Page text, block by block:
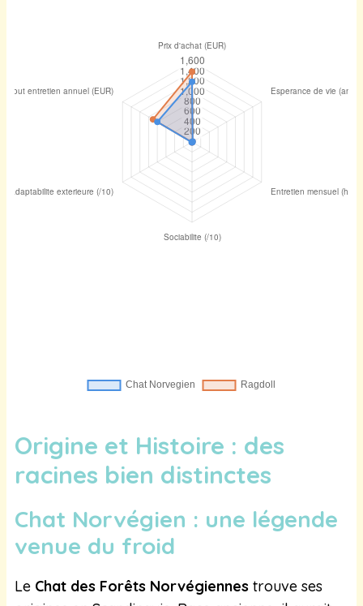
Origine et Histoire : des
racines bien distinctes
Chat Norvégien : une légende
venue du froid
Le Chat des Forêts Norvégiennes trouve ses